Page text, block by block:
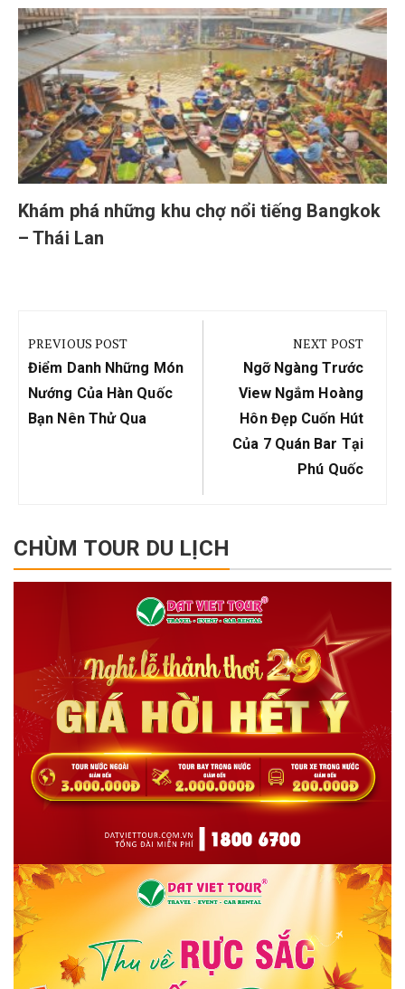
Khám phá những khu chợ nổi tiếng Bangkok
– Thái Lan
hướng
bài
viết
PREVIOUS POST
Previous
Post:
Điểm Danh Những Món
Nướng Của Hàn Quốc
Bạn Nên Thử Qua
NEXT POST
Next
Post:
Ngỡ Ngàng Trước
View Ngắm Hoàng
Hôn Đẹp Cuốn Hút
Của 7 Quán Bar Tại
Phú Quốc
CHÙM TOUR DU LỊCH